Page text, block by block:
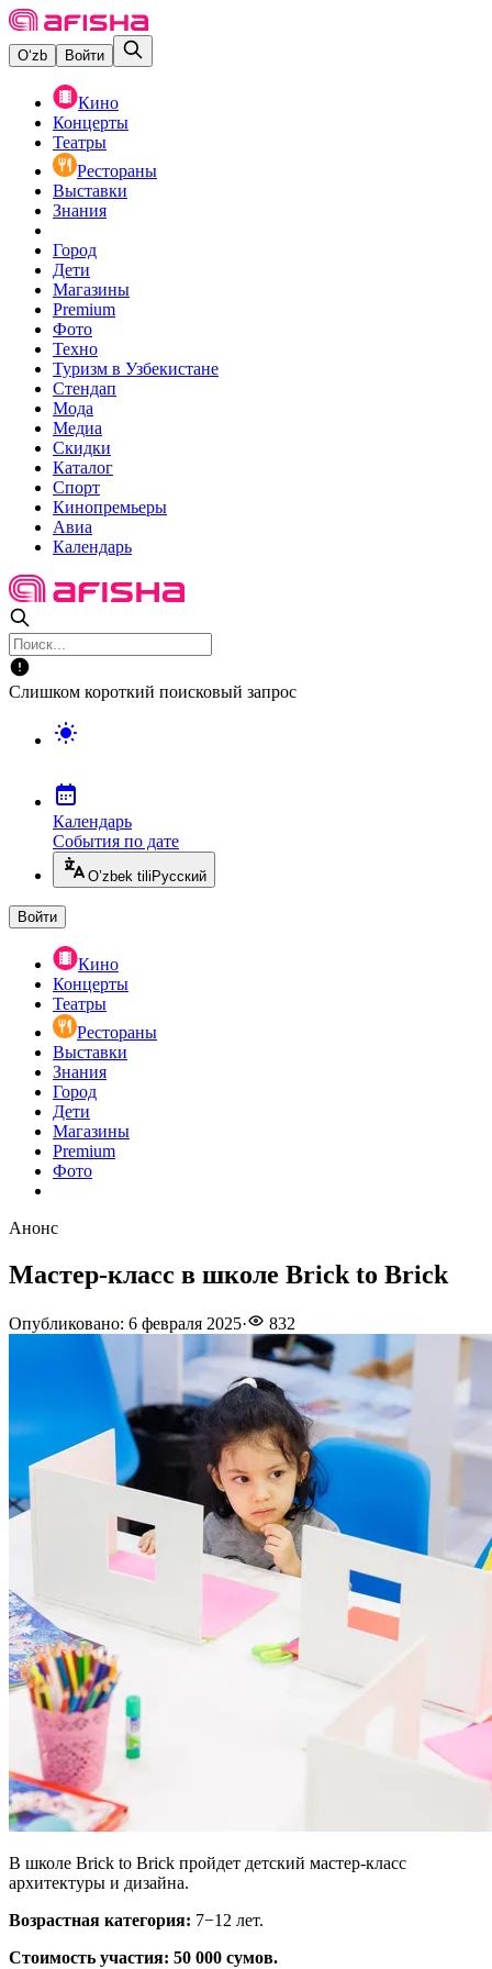
O‘zb Войти
Кино
Концерты
Театры
Рестораны
Выставки
Знания
Город
Дети
Магазины
Premium
Фото
Техно
Туризм в Узбекистане
Стендап
Мода
Медиа
Скидки
Каталог
Спорт
Кинопремьеры
Авиа
Календарь
Слишком короткий поисковый запрос
Календарь
События по дате
O’zbek tili Русский
Войти
Кино
Концерты
Театры
Рестораны
Выставки
Знания
Город
Дети
Магазины
Premium
Фото
Анонс
Мастер-класс в школе Brick to Brick
Опубликовано: 6 февраля 2025· 832
В школе Brick to Brick пройдет детский мастер-класс
архитектуры и дизайна.
Возрастная категория: 7−12 лет.
Стоимость участия: 50 000 сумов.